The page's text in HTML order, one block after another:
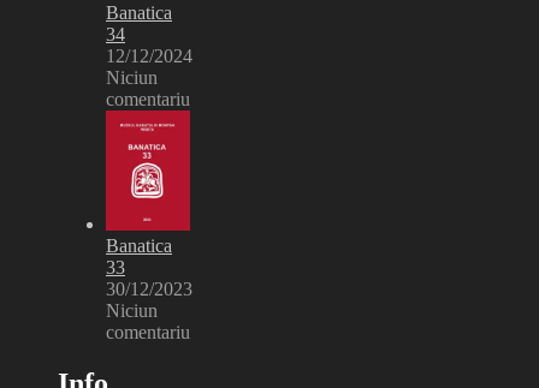
Banatica
34
12/12/2024
Niciun
comentariu
Banatica
33
30/12/2023
Niciun
comentariu